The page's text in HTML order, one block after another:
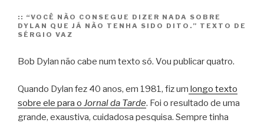
:: “VOCÊ NÃO CONSEGUE DIZER NADA SOBRE
DYLAN QUE JÁ NÃO TENHA SIDO DITO.” TEXTO DE
SÉRGIO VAZ
Bob Dylan não cabe num texto só. Vou publicar quatro.
Quando Dylan fez 40 anos, em 1981, fiz um longo texto
sobre ele para o Jornal da Tarde. Foi o resultado de uma
grande, exaustiva, cuidadosa pesquisa. Sempre tinha